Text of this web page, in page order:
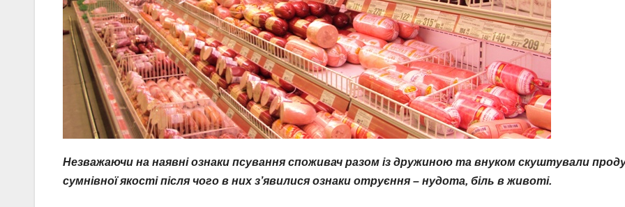
Незважаючи на наявні ознаки псування споживач разом із дружиною та внуком скуштували
сумнівної якості після чого в них з’явилися ознаки отруєння – нудота, біль в животі.